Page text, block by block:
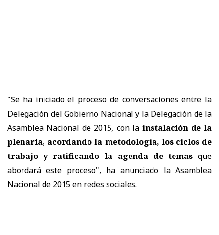
"Se ha iniciado el proceso de conversaciones entre la
Delegación del Gobierno Nacional y la Delegación de la
Asamblea Nacional de 2015, con la instalación de la
plenaria, acordando la metodología, los ciclos de
trabajo y ratificando la agenda de temas que
abordará este proceso", ha anunciado la Asamblea
Nacional de 2015 en redes sociales.